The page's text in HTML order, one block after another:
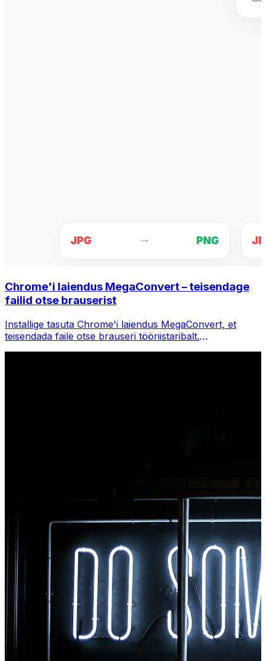
Chrome'i laiendus MegaConvert – teisendage
failid otse brauserist
Installige tasuta Chrome'i laiendus MegaConvert, et
teisendada faile otse brauseri tööriistaribalt.